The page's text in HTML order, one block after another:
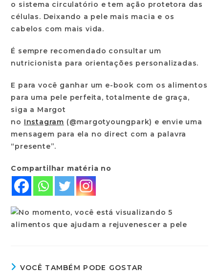
o sistema circulatório e tem ação protetora das
células. Deixando a pele mais macia e os
cabelos com mais vida.
É sempre recomendado consultar um
nutricionista para orientações personalizadas.
E para você ganhar um e-book com os alimentos
para uma pele perfeita, totalmente de graça,
siga a Margot
no Instagram (@margotyoungpark) e envie uma
mensagem para ela no direct com a palavra
“presente”.
Compartilhar matéria no
VOCÊ TAMBÉM PODE GOSTAR